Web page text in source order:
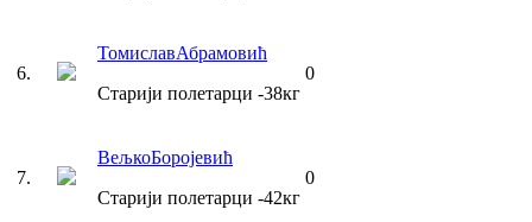
6.
ТомиславАбрамовић
Старији полетарци -38кг
0
7.
ВељкоБоројевић
Старији полетарци -42кг
0